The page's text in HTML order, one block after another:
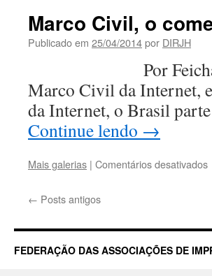
Marco Civil, o
Publicado em 25/04/2014por DIRJH
Por Feichas
Marco Civil da Internet,
da Internet, o Brasil
Continue lendo →
Mais galerias | Comentários desativados
← Posts antigos
FEDERAÇÃO DAS ASSOCIAÇÕES DE